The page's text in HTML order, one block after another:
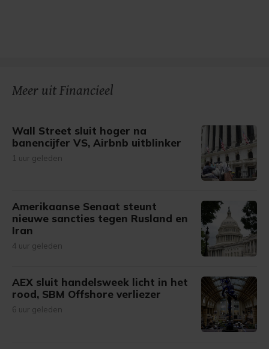
Meer uit Financieel
Wall Street sluit hoger na
banencijfer VS, Airbnb uitblinker
1 uur geleden
Amerikaanse Senaat steunt
nieuwe sancties tegen Rusland en
Iran
4 uur geleden
AEX sluit handelsweek licht in het
rood, SBM Offshore verliezer
6 uur geleden